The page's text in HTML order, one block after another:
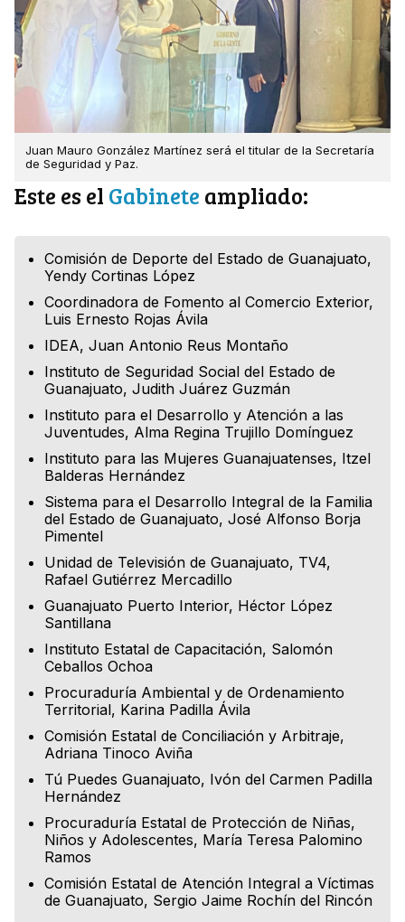
Juan Mauro González Martínez será el titular de la Secretaría
de Seguridad y Paz.
Este es el Gabinete ampliado:
Comisión de Deporte del Estado de Guanajuato,
Yendy Cortinas López
Coordinadora de Fomento al Comercio Exterior,
Luis Ernesto Rojas Ávila
IDEA, Juan Antonio Reus Montaño
Instituto de Seguridad Social del Estado de
Guanajuato, Judith Juárez Guzmán
Instituto para el Desarrollo y Atención a las
Juventudes, Alma Regina Trujillo Domínguez
Instituto para las Mujeres Guanajuatenses, Itzel
Balderas Hernández
Sistema para el Desarrollo Integral de la Familia
del Estado de Guanajuato, José Alfonso Borja
Pimentel
Unidad de Televisión de Guanajuato, TV4,
Rafael Gutiérrez Mercadillo
Guanajuato Puerto Interior, Héctor López
Santillana
Instituto Estatal de Capacitación, Salomón
Ceballos Ochoa
Procuraduría Ambiental y de Ordenamiento
Territorial, Karina Padilla Ávila
Comisión Estatal de Conciliación y Arbitraje,
Adriana Tinoco Aviña
Tú Puedes Guanajuato, Ivón del Carmen Padilla
Hernández
Procuraduría Estatal de Protección de Niñas,
Niños y Adolescentes, María Teresa Palomino
Ramos
Comisión Estatal de Atención Integral a Víctimas
de Guanajuato, Sergio Jaime Rochín del Rincón